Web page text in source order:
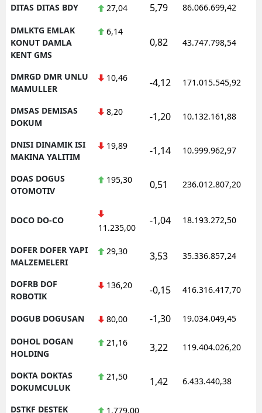
DITAS DITAS BDY 27,04 5,79 86.066.699,42
DMLKTG EMLAK
KONUT DAMLA
KENT GMS
6,14
0,82 43.747.798,54
DMRGD DMR UNLU
MAMULLER
10,46 -4,12 171.015.545,92
DMSAS DEMISAS
DOKUM
8,20 -1,20 10.132.161,88
DNISI DINAMIK ISI
MAKINA YALITIM
19,89 -1,14 10.999.962,97
DOAS DOGUS
OTOMOTIV
195,30 0,51 236.012.807,20
DOCO DO-CO
11.235,00
-1,04 18.193.272,50
DOFER DOFER YAPI
MALZEMELERI
29,30 3,53 35.336.857,24
DOFRB DOF
ROBOTIK
136,20 -0,15 416.316.417,70
DOGUB DOGUSAN 80,00 -1,30 19.034.049,45
DOHOL DOGAN
HOLDING
21,16 3,22 119.404.026,20
DOKTA DOKTAS
DOKUMCULUK
21,50 1,42 6.433.440,38
DSTKF DESTEK 1.779,00